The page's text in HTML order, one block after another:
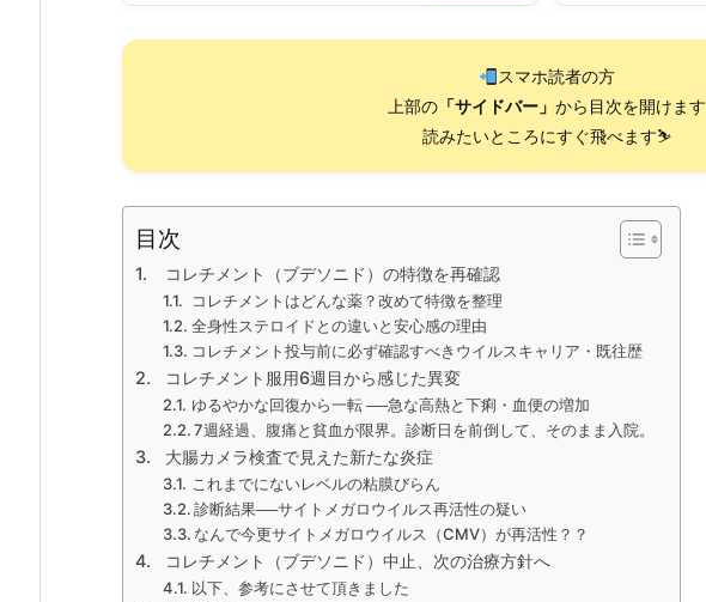
スマホ読者の方
上部の 「サイドバー」 から目次を開けます
読みたいところにすぐ飛べます⛷️
目次
コレチメント（ブデソニド）の特徴を再確認
コレチメントはどんな薬？改めて特徴を整理
全身性ステロイドとの違いと安心感の理由
コレチメント投与前に必ず確認すべきウイルスキャリア・既往歴
コレチメント服用6週目から感じた異変
ゆるやかな回復から一転 ──急な高熱と下痢・血便の増加
7週経過、腹痛と貧血が限界。診断日を前倒して、そのまま入院。
大腸カメラ検査で見えた新たな炎症
これまでにないレベルの粘膜びらん
診断結果──サイトメガロウイルス再活性の疑い
なんで今更サイトメガロウイルス（CMV）が再活性？？
コレチメント（ブデソニド）中止、次の治療方針へ
以下、参考にさせて頂きました